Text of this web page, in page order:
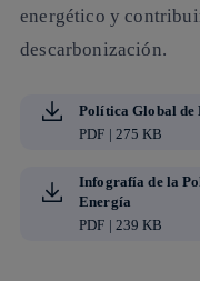
energético y
descarbonización.
Política Global de
PDF | 275 KB
Infografía de la
Energía
PDF | 239 KB